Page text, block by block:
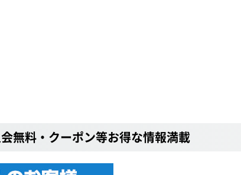
無料・クーポン等お得な情報満載